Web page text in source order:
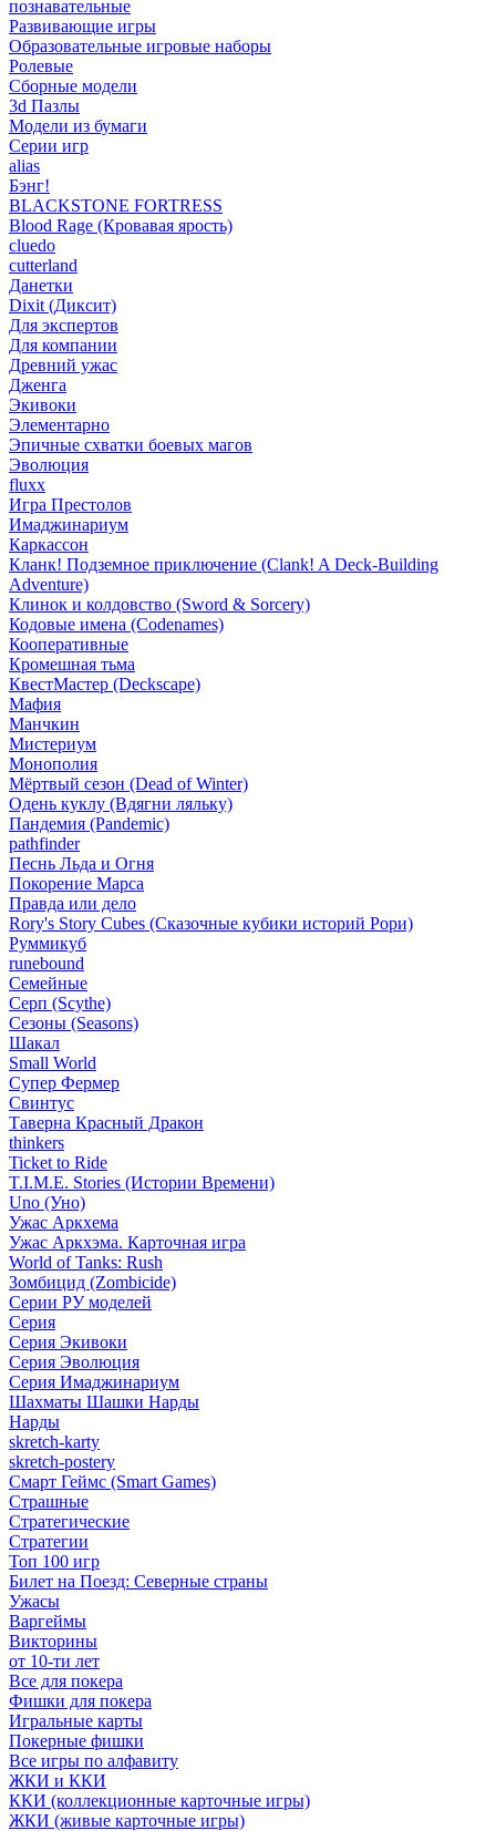
познавательные
Развивающие игры
Образовательные игровые наборы
Ролевые
Сборные модели
3d Пазлы
Модели из бумаги
Серии игр
alias
Бэнг!
BLACKSTONE FORTRESS
Blood Rage (Кровавая ярость)
cluedo
cutterland
Данетки
Dixit (Диксит)
Для экспертов
Для компании
Древний ужас
Дженга
Экивоки
Элементарно
Эпичные схватки боевых магов
Эволюция
fluxx
Игра Престолов
Имаджинариум
Каркассон
Кланк! Подземное приключение (Clank! A Deck-Building
Adventure)
Клинок и колдовство (Sword & Sorcery)
Кодовые имена (Codenames)
Кооперативные
Кромешная тьма
КвестМастер (Deckscape)
Мафия
Манчкин
Мистериум
Монополия
Мёртвый сезон (Dead of Winter)
Одень куклу (Вдягни ляльку)
Пандемия (Pandemic)
pathfinder
Песнь Льда и Огня
Покорение Марса
Правда или дело
Rory's Story Cubes (Сказочные кубики историй Рори)
Руммикуб
runebound
Семейные
Серп (Scythe)
Сезоны (Seasons)
Шакал
Small World
Супер Фермер
Свинтус
Таверна Красный Дракон
thinkers
Ticket to Ride
T.I.M.E. Stories (Истории Времени)
Uno (Уно)
Ужас Аркхема
Ужас Аркхэма. Карточная игра
World of Tanks: Rush
Зомбицид (Zombicide)
Серии РУ моделей
Серия
Серия Экивоки
Серия Эволюция
Серия Имаджинариум
Шахматы Шашки Нарды
Нарды
skretch-karty
skretch-postery
Смарт Геймс (Smart Games)
Страшные
Стратегические
Стратегии
Топ 100 игр
Билет на Поезд: Северные страны
Ужасы
Варгеймы
Викторины
от 10-ти лет
Все для покера
Фишки для покера
Игральные карты
Покерные фишки
Все игры по алфавиту
ЖКИ и ККИ
ККИ (коллекционные карточные игры)
ЖКИ (живые карточные игры)